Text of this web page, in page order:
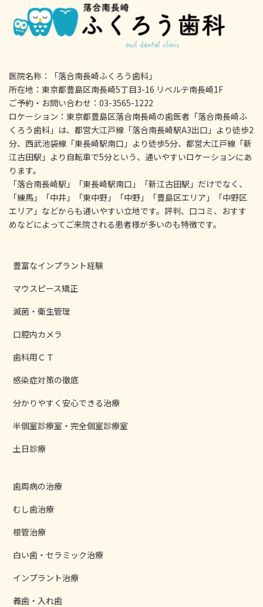
医院名称：「落合南長崎ふくろう歯科」
所在地：東京都豊島区南長崎5丁目3-16 リベルテ南長崎1F
ご予約・お問い合わせ：03-3565-1222
ロケーション：東京都豊島区落合南長崎の歯医者「落合南長崎ふ
くろう歯科」は、都営大江戸線「落合南長崎駅A3出口」より徒歩2
分、西武池袋線「東長崎駅南口」より徒歩5分、都営大江戸線「新
江古田駅」より自転車で5分という、通いやすいロケーションにあ
ります。
「落合南長崎駅」「東長崎駅南口」「新江古田駅」だけでなく、
「練馬」「中井」「東中野」「中野」「豊島区エリア」「中野区
エリア」などからも通いやすい立地です。評判、口コミ、おすす
めなどによってご来院される患者様が多いのも特徴です。
豊富なインプラント経験
マウスピース矯正
滅菌・衛生管理
口腔内カメラ
歯科用ＣＴ
感染症対策の徹底
分かりやすく安心できる治療
半個室診療室・完全個室診療室
土日診療
歯周病の治療
むし歯治療
根管治療
白い歯・セラミック治療
インプラント治療
義歯・入れ歯